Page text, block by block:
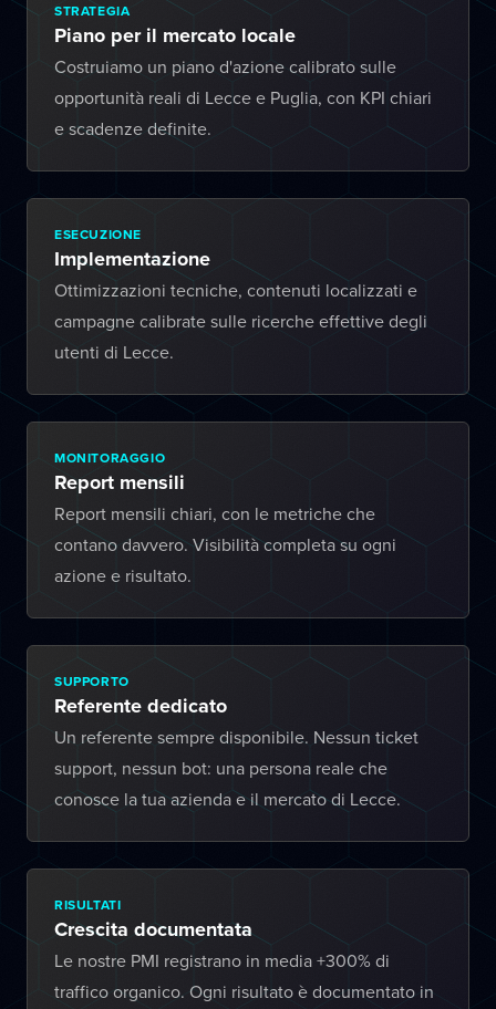
STRATEGIA
Piano per il mercato locale
Costruiamo un piano d'azione calibrato sulle
opportunità reali di Lecce e Puglia, con KPI chiari
e scadenze definite.
ESECUZIONE
Implementazione
Ottimizzazioni tecniche, contenuti localizzati e
campagne calibrate sulle ricerche effettive degli
utenti di Lecce.
MONITORAGGIO
Report mensili
Report mensili chiari, con le metriche che
contano davvero. Visibilità completa su ogni
azione e risultato.
SUPPORTO
Referente dedicato
Un referente sempre disponibile. Nessun ticket
support, nessun bot: una persona reale che
conosce la tua azienda e il mercato di Lecce.
RISULTATI
Crescita documentata
Le nostre PMI registrano in media +300% di
traffico organico. Ogni risultato è documentato in